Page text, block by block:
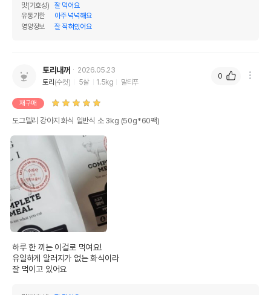
맛(기호성)
잘 먹어요
유통기한
아주 넉넉해요
영양정보
잘 적혀있어요
토리내꺼
2026.05.23
토리(수컷) 5살 1.5kg 말티푸
재구매
도그델리 강아지 화식 일반식 소 3kg (50g*60팩)
하루 한 끼는 이걸로 먹여요!
유일하게 알러지가 없는 화식이라
잘 먹이고 있어요
0